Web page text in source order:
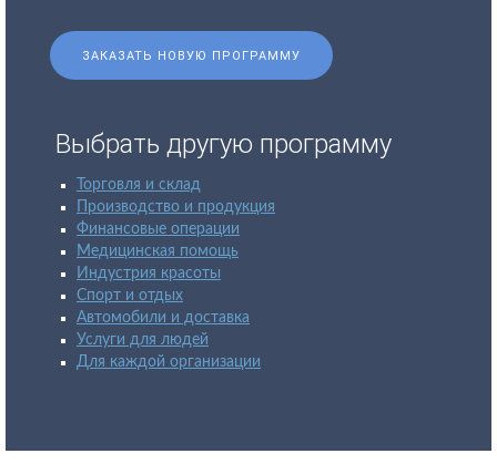
ЗАКАЗАТЬ НОВУЮ ПРОГРАММУ
Выбрать другую программу
Торговля и склад
Производство и продукция
Финансовые операции
Медицинская помощь
Индустрия красоты
Спорт и отдых
Автомобили и доставка
Услуги для людей
Для каждой организации